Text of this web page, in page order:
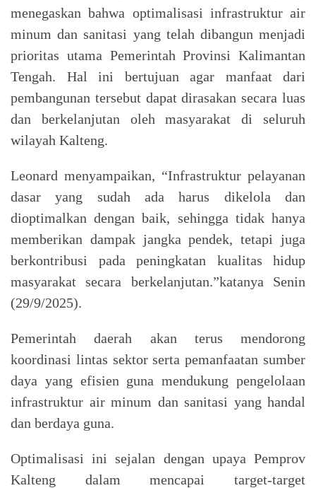
menegaskan bahwa optimalisasi infrastruktur air
minum dan sanitasi yang telah dibangun menjadi
prioritas utama Pemerintah Provinsi Kalimantan
Tengah. Hal ini bertujuan agar manfaat dari
pembangunan tersebut dapat dirasakan secara luas
dan berkelanjutan oleh masyarakat di seluruh
wilayah Kalteng.
Leonard menyampaikan, “Infrastruktur pelayanan
dasar yang sudah ada harus dikelola dan
dioptimalkan dengan baik, sehingga tidak hanya
memberikan dampak jangka pendek, tetapi juga
berkontribusi pada peningkatan kualitas hidup
masyarakat secara berkelanjutan.”katanya Senin
(29/9/2025).
Pemerintah daerah akan terus mendorong
koordinasi lintas sektor serta pemanfaatan sumber
daya yang efisien guna mendukung pengelolaan
infrastruktur air minum dan sanitasi yang handal
dan berdaya guna.
Optimalisasi ini sejalan dengan upaya Pemprov
Kalteng dalam mencapai target-target